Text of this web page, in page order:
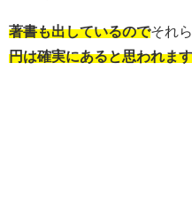
著書も出しているのでそれ
円は確実にあると思われま